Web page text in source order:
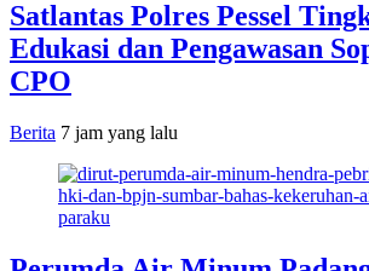
Satlantas Polres Pessel
Edukasi dan Pengawasan
CPO
Berita 7 jam yang lalu